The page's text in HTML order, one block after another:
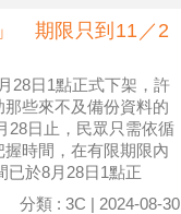
期限只到11／2
28日1點正式下架，許
些來不及備份資料的
28日止，民眾只需依循
時間，在有限期限內
於8月28日1點正
分類 : 3C | 2024-08-30